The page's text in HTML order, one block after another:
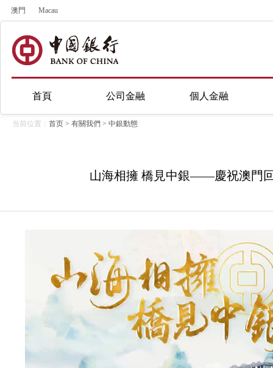
澳門 Macau
首頁 公司金融 個人金融
当前位置： 首页 > 有關我們 > 中銀動態
山海相擁 橋見中銀——慶祝澳門